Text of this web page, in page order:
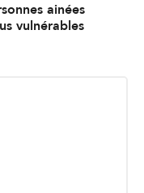
ainées
vulnérables